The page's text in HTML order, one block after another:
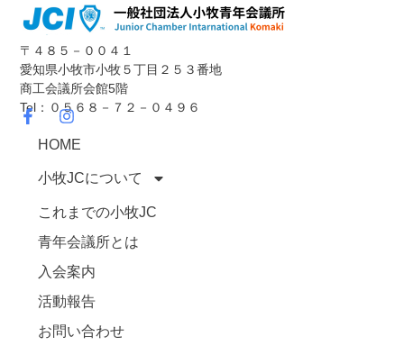
〒４８５－００４１
愛知県小牧市小牧５丁目２５３番地
商工会議所会館5階
Tel：０５６８－７２－０４９６
HOME
小牧JCについて
これまでの小牧JC
青年会議所とは
入会案内
活動報告
お問い合わせ